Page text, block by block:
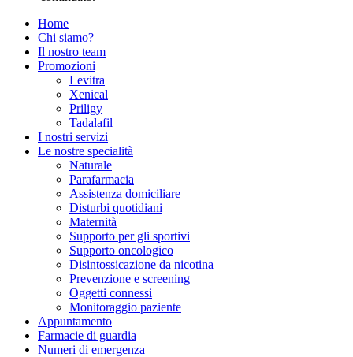
Home
Chi siamo?
Il nostro team
Promozioni
Levitra
Xenical
Priligy
Tadalafil
I nostri servizi
Le nostre specialità
Naturale
Parafarmacia
Assistenza domiciliare
Disturbi quotidiani
Maternità
Supporto per gli sportivi
Supporto oncologico
Disintossicazione da nicotina
Prevenzione e screening
Oggetti connessi
Monitoraggio paziente
Appuntamento
Farmacie di guardia
Numeri di emergenza